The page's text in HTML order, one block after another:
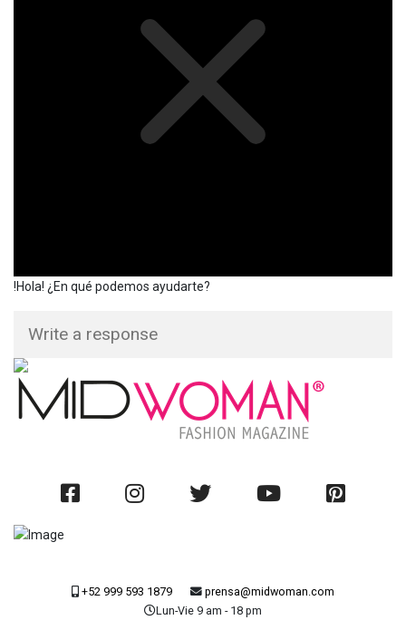
!Hola! ¿En qué podemos ayudarte?
+52 999 593 1879
prensa@midwoman.com
Lun-Vie 9 am - 18 pm